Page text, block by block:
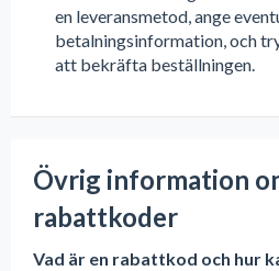
en leveransmetod, ange
betalningsinformation, och
att bekräfta beställningen.
Övrig information
rabattkoder
Vad är en rabattkod och hur